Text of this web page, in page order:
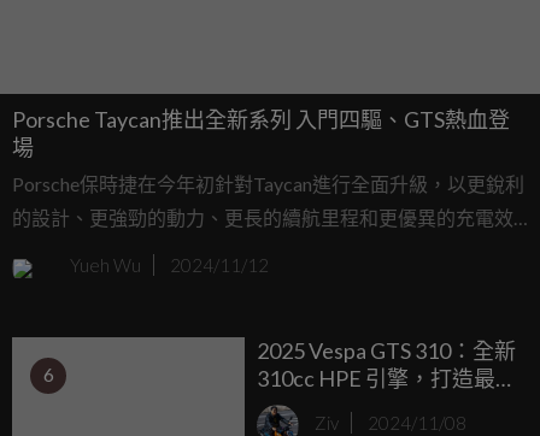
Porsche Taycan推出全新系列 入門四驅、GTS熱血登
場
Porsche保時捷在今年初針對Taycan進行全面升級，以更銳利
的設計、更強勁的動力、更長的續航里程和更優異的充電效
能，再次驚艷車壇。如今，Taycan家族再添兩名生力軍，為
車型的陣容提供更多元化的選擇：全新Taycan GTS傳承ran
次樹立性能標竿。結合起跑控制系統，全新Taycan GTS的超
增壓功率最高可達700 PS，穩居Turbo車型中最具跑格的王
者。此外，入門款Sports Sedan也首度推出四輪驅動車型。
Yueh Wu 2024/11/12
6
2025 Vespa GTS 310：全新
310cc HPE 引擎，打造最
強復古歐風速克達！
Ziv 2024/11/08